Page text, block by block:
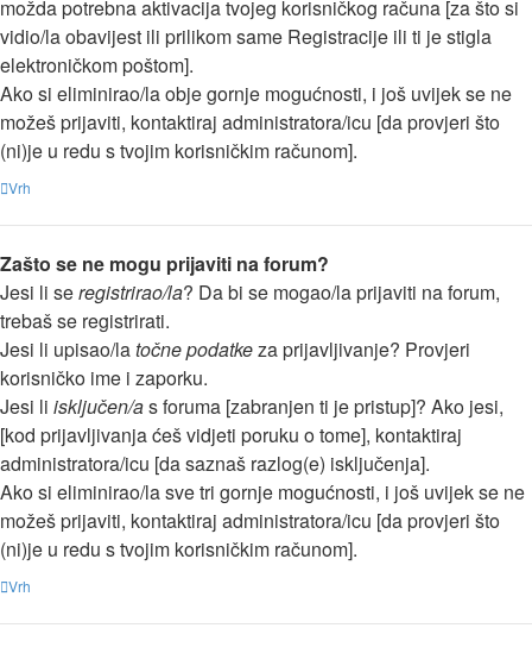
možda potrebna aktivacija tvojeg korisničkog računa [za što si
vidio/la obavijest ili prilikom same Registracije ili ti je stigla
elektroničkom poštom].
Ako si eliminirao/la obje gornje mogućnosti, i još uvijek se ne
možeš prijaviti, kontaktiraj administratora/icu [da provjeri što
(ni)je u redu s tvojim korisničkim računom].
Vrh
Zašto se ne mogu prijaviti na forum?
Jesi li seregistrirao/la? Da bi se mogao/la prijaviti na forum,
trebaš se registrirati.
Jesi li upisao/latočne podatkeza prijavljivanje? Provjeri
korisničko ime i zaporku.
Jesi li isključen/as foruma [zabranjen ti je pristup]? Ako jesi,
[kod prijavljivanja ćeš vidjeti poruku o tome], kontaktiraj
administratora/icu [da saznaš razlog(e) isključenja].
Ako si eliminirao/la sve tri gornje mogućnosti, i još uvijek se ne
možeš prijaviti, kontaktiraj administratora/icu [da provjeri što
(ni)je u redu s tvojim korisničkim računom].
Vrh